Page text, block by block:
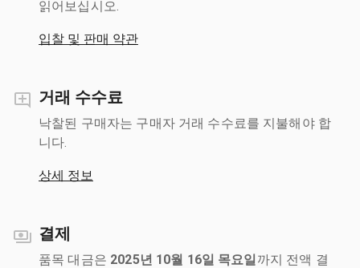
읽어보십시오.
입찰 및 판매 약관
거래 수수료
낙찰된 구매자는 구매자 거래 수수료를 지불해야 합
니다.
상세 정보
결제
품목 대금은 2025년 10월 16일 목요일 까지 전액 결